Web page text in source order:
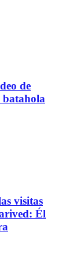
de
visitas
Él